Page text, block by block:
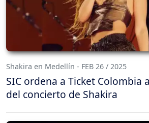
Shakira en Medellín - FEB 26 / 2025
SIC ordena a Ticket Colombia
del concierto de Shakira